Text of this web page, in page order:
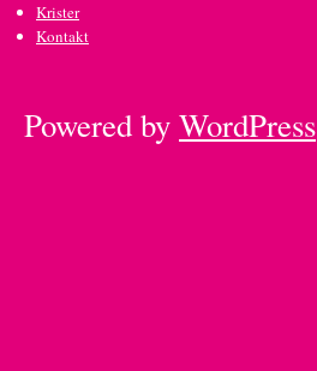
Krister
Kontakt
Powered byWordPress